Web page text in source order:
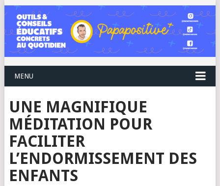
MENU
UNE MAGNIFIQUE
MÉDITATION POUR
FACILITER
L’ENDORMISSEMENT DES
ENFANTS